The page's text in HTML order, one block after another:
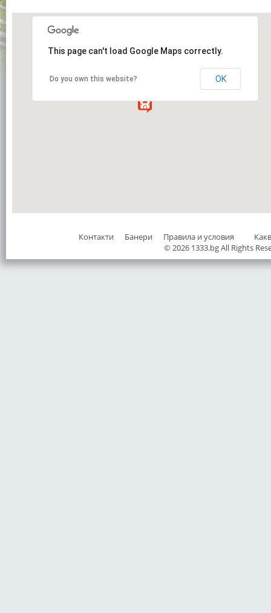
This page can't load Google Maps correctly.
Do you own this website? OK
Контакти Банери Правила и условия
© 2026 1333.bg All Rights